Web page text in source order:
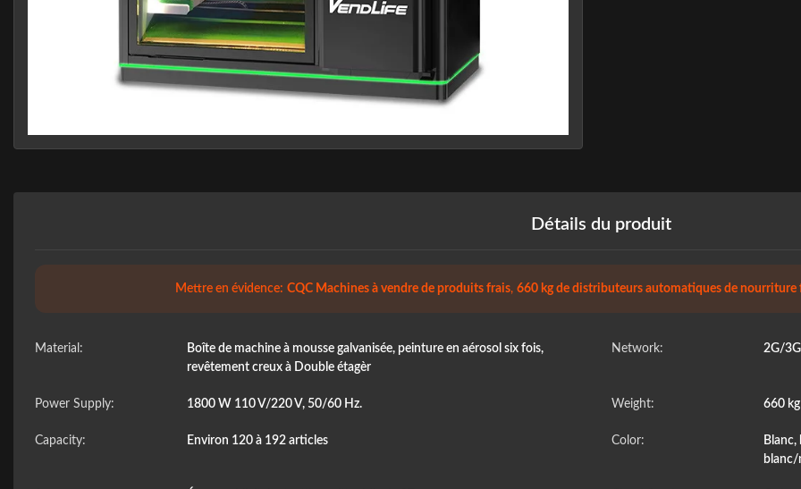
Détails du produit
Mettre en évidence: CQC Machines à vendre de produits frais, 660 kg de distributeurs automatiques de nourriture
Material:
Boîte de machine à mousse galvanisée, peinture en aérosol six fois,
revêtement creux à Double étagèr
Network: 2G/
Power Supply: 1800 W 110 V/220 V, 50/60 Hz. Weight: 660
Capacity: Environ 120 à 192 articles Color: